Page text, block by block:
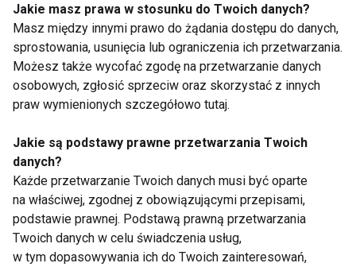
Właścicowści
bananów
Banany - odżywcze
jagody z tropików
Żółty palec
Pokaż więcej
Jakie masz prawa w stosunku do Twoich danych?
Masz między innymi prawo do żądania dostępu do danych,
sprostowania, usunięcia lub ograniczenia ich przetwarzania.
Możesz także wycofać zgodę na przetwarzanie danych
osobowych, zgłosić sprzeciw oraz skorzystać z innych
praw wymienionych szczegółowo tutaj.
Jakie są podstawy prawne przetwarzania Twoich
danych?
Każde przetwarzanie Twoich danych musi być oparte
na właściwej, zgodnej z obowiązującymi przepisami,
podstawie prawnej. Podstawą prawną przetwarzania
Twoich danych w celu świadczenia usług,
w tym dopasowywania ich do Twoich zainteresowań,